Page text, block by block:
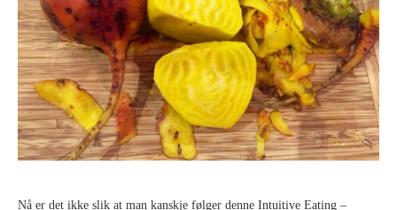
Nå er det ikke slik at man kanskje følger denne Intuitive Eating –